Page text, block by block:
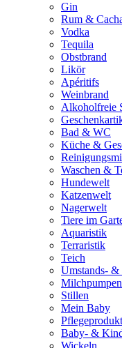
Gin
Rum &
Vodka
Tequila
Obstbrand
Likör
Apéritifs
Weinbrand
Alkoholfreie
Bad & WC
Küche &
Waschen &
Hundewelt
Katzenwelt
Nagerwelt
Tiere im
Aquaristik
Terraristik
Teich
Umstands-
Milchpumpen
Stillen
Mein Baby
Baby- &
Wickeln